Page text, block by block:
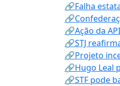
🔗Falha
🔗Ação da
🔗STJ
🔗Projeto
🔗Hugo Leal
🔗STF pode